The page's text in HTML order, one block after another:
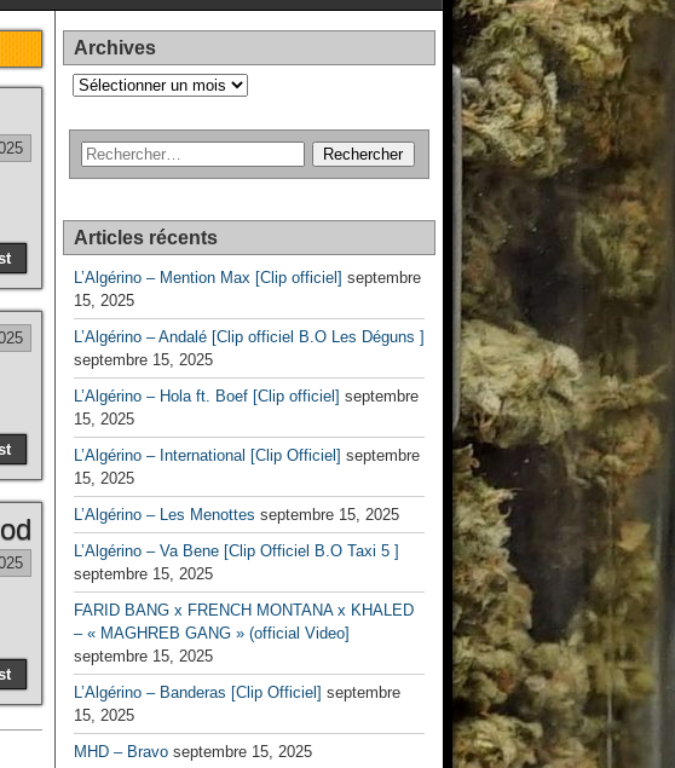
Archives
Archives
Articles récents
L’Algérino – Mention Max [Clip officiel] septembre
15, 2025
L’Algérino – Andalé [Clip officiel B.O Les Déguns ]
septembre 15, 2025
L’Algérino – Hola ft. Boef [Clip officiel] septembre
15, 2025
L’Algérino – International [Clip Officiel] septembre
15, 2025
L’Algérino – Les Menottes septembre 15, 2025
L’Algérino – Va Bene [Clip Officiel B.O Taxi 5 ]
septembre 15, 2025
FARID BANG x FRENCH MONTANA x KHALED
– « MAGHREB GANG » (official Video]
septembre 15, 2025
L’Algérino – Banderas [Clip Officiel] septembre
15, 2025
MHD – Bravo septembre 15, 2025